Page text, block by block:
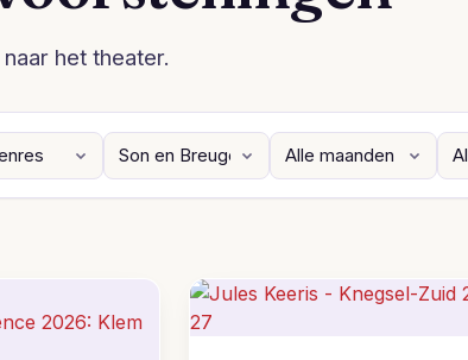
het theater.